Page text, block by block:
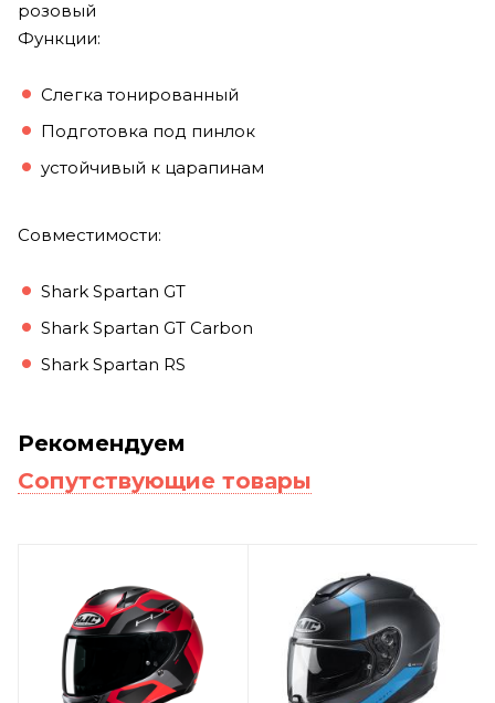
розовый
Функции:
Слегка тонированный
Подготовка под пинлок
устойчивый к царапинам
Совместимости:
Shark Spartan GT
Shark Spartan GT Carbon
Shark Spartan RS
Рекомендуем
Сопутствующие товары